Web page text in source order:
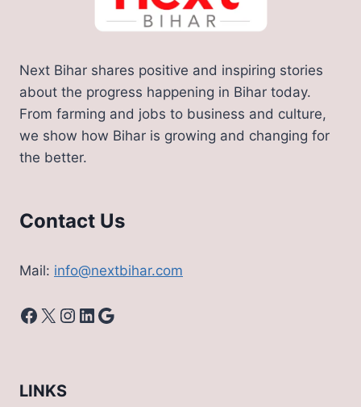
Next Bihar shares positive and inspiring stories
about the progress happening in Bihar today.
From farming and jobs to business and culture,
we show how Bihar is growing and changing for
the better.
Contact Us
Mail: info@nextbihar.com
Facebook
X Instagram
LinkedIn
Google
LINKS